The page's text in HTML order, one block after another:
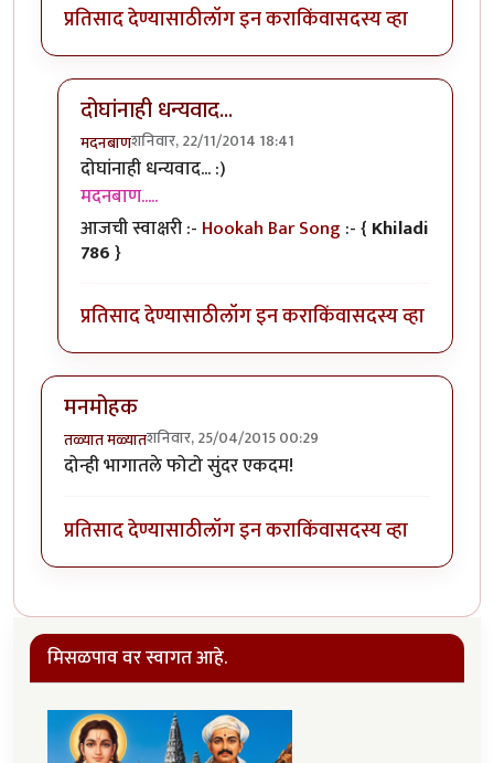
प्रतिसाद देण्यासाठीलॉग इन कराकिंवासदस्य व्हा
दोघांनाही धन्यवाद...
मदनबाणशनिवार, 22/11/2014 18:41
In reply toब्लू मॉरमॉनचा फोटो फारच छान
दोघांनाही धन्यवाद... :)
मदनबाण.....
आजची स्वाक्षरी :- Hookah Bar Song :- { Khiladi
786}
प्रतिसाद देण्यासाठीलॉग इन कराकिंवासदस्य व्हा
मनमोहक
तळ्यात मळ्यातशनिवार, 25/04/2015 00:29
दोन्ही भागातले फोटो सुंदर एकदम!
प्रतिसाद देण्यासाठीलॉग इन कराकिंवासदस्य व्हा
मिसळपाव वर स्वागत आहे.